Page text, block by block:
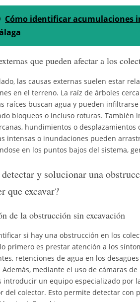
Cómo identificar acumulaciones
que pueden afectar a los
las causas externas suelen estar
en el terreno. La raíz de árboles
raíces buscan agua y pueden
bloqueos o incluso roturas.
hundimientos o
intensas o inundaciones pueden
en los puntos bajos del sistema,
y solucionar una
que excavar?
de la obstrucción sin excavación
si hay una obstrucción en los
primero es prestar atención a los
retenciones de agua en los
mediante el uso de cámaras
introducir un equipo especializado por
del colector. Esto permite detectar con